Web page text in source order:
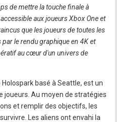
de mettre la touche finale à
aux joueurs Xbox One et
que les joueurs de toutes les
le rendu graphique en 4K et
au cœur d'un univers de
basé à Seattle, est un
Au moyen de stratégies
et remplir des objectifs, les
Les aliens ont envahi la